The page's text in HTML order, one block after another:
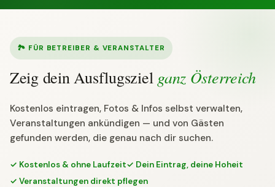
🏞 FÜR BETREIBER & VERANSTALTER
Zeig dein Ausflugsziel ganz Österreich
Kostenlos eintragen, Fotos & Infos selbst verwalten,
Veranstaltungen ankündigen — und von Gästen
gefunden werden, die genau nach dir suchen.
✓ Kostenlos & ohne Laufzeit✓ Dein Eintrag, deine Hoheit
✓ Veranstaltungen direkt pflegen